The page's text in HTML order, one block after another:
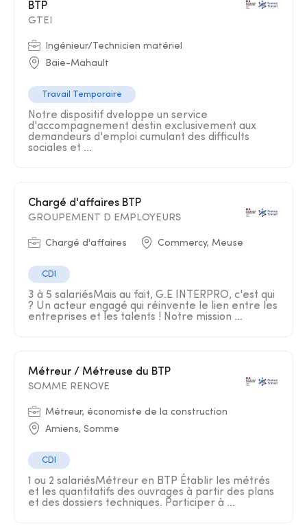
BTP
GTEI
Ingénieur/Technicien matériel
Baie-Mahault
Travail Temporaire
Notre dispositif dveloppe un service
d'accompagnement destin exclusivement aux
demandeurs d'emploi cumulant des difficults
sociales et ...
Chargé d'affaires BTP
GROUPEMENT D EMPLOYEURS
Chargé d'affaires Commercy, Meuse
CDI
3 à 5 salariésMais au fait, G.E INTERPRO, c'est qui
? Un acteur engagé qui réinvente le lien entre les
entreprises et les talents ! Notre mission ...
Métreur / Métreuse du BTP
SOMME RENOVE
Métreur, économiste de la construction
Amiens, Somme
CDI
1 ou 2 salariésMétreur en BTP Établir les métrés
et les quantitatifs des ouvrages à partir des plans
et des dossiers techniques. Participer à ...